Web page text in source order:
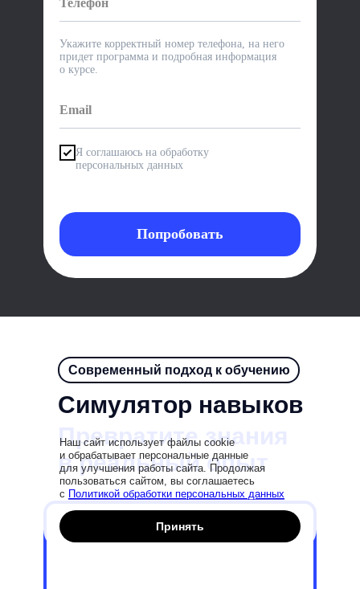
Укажите корректный номер телефона, на него
придет программа и подробная информация
о курсе.
Я соглашаюсь на обработку
персональных данных
Попробовать
Симулятор навыков
Превратите знания
в реальный опыт
Современный подход к обучению
Принять
Наш сайт использует файлы cookie
и обрабатывает персональные данные
для улучшения работы сайта. Продолжая
пользоваться сайтом, вы соглашаетесь
с Политикой обработки персональных данных